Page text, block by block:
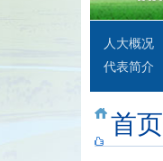
人大概况
代表简介
首页